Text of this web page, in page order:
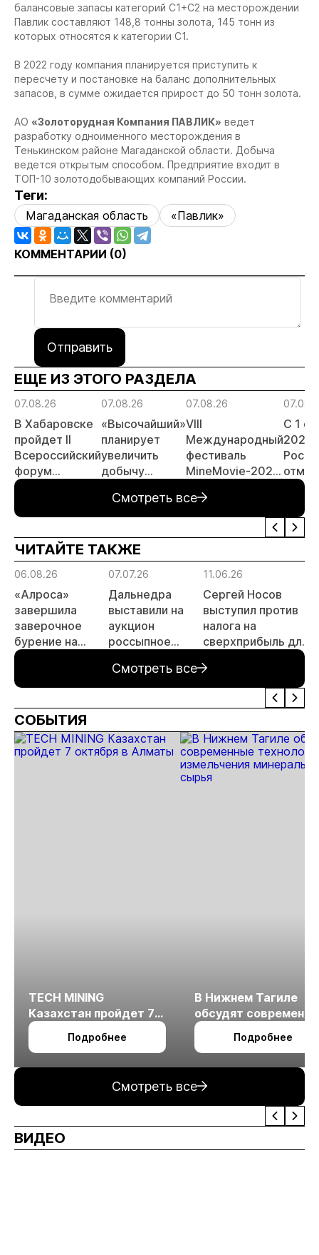
балансовые запасы категорий С1+С2 на месторождении
Павлик составляют 148,8 тонны золота, 145 тонн из
которых относятся к категории С1.
В 2022 году компания планируется приступить к
пересчету и постановке на баланс дополнительных
запасов, в сумме ожидается прирост до 50 тонн золота.
АО «Золоторудная Компания ПАВЛИК» ведет
разработку одноименного месторождения в
Тенькинском районе Магаданской области. Добыча
ведется открытым способом. Предприятие входит в
ТОП-10 золотодобывающих компаний России.
Теги:
Магаданская область «Павлик»
КОММЕНТАРИИ (0)
Отправить
ЕЩЕ ИЗ ЭТОГО РАЗДЕЛА
07.08.26
В Хабаровске
пройдет II
Всероссийский
форум
«Россыпное
России»
07.08.26
«Высочайший»
планирует
увеличить
добычу
тонн в 2026
году
07.08.26
VIII
Международный
фестиваль
MineMovie-2026
заявок
С 1
2026
Смотреть все
ЧИТАЙТЕ ТАКЖЕ
06.08.26
«Алроса»
завершила
заверочное
бурение на
золоторудном
Дегдекан
07.07.26
Дальнедра
выставили на
аукцион
россыпное
«ручей Сударь»
на Колыме с
11.06.26
Сергей Носов
выступил против
налога на
сверхприбыль для
золотодобытчиков
Смотреть все
СОБЫТИЯ
TECH MINING
Казахстан пройдет 7
октября в Алматы
Подробнее
В Нижнем Тагиле
обсудят
технологии
измельчения
Подробнее
Смотреть все
ВИДЕО